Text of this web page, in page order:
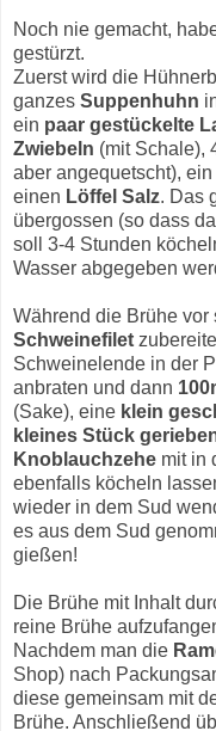
Noch nie gemacht,
gestürzt.
Zuerst wird die
ganzes Suppenhuhn
ein paar gestückelte
Zwiebeln (mit Schale),
aber angequetscht), ein
einen Löffel Salz. Das
übergossen (so dass
soll 3-4 Stunden
Wasser abgegeben
Während die Brühe
Schweinefilet
Schweinelende in der
anbraten und dann
(Sake), eine klein
kleines Stück
Knoblauchzehe mit in
ebenfalls köcheln
wieder in dem Sud
es aus dem Sud
gießen!
Die Brühe mit Inhalt
reine Brühe
Nachdem man die
Shop) nach
diese gemeinsam mit
Brühe. Anschließend